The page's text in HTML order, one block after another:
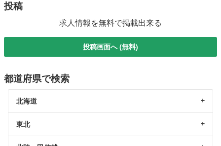
投稿
求人情報を無料で掲載出来る
投稿画面へ (無料)
都道府県で検索
北海道
東北